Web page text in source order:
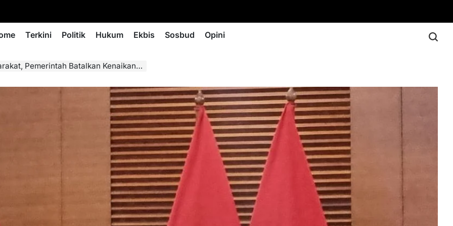
Terkini Politik Hukum Ekbis Sosbud Opini
Batalkan Kenaikan PPN 12 Persen